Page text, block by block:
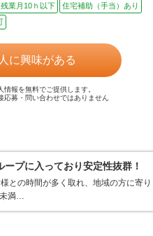
残業月10ｈ以下
住宅補助（手当）あり
に興味がある
情報を無料でご提供します。
応募・問い合わせではありません
プに入っており安定性抜群！
との時間が多く取れ、地域の方に寄り
未満…